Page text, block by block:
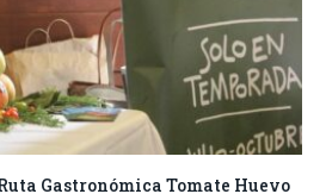
Gastronómica Tomate Huevo